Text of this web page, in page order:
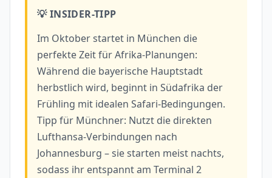
💡 INSIDER-TIPP
Im Oktober startet in München die
perfekte Zeit für Afrika-Planungen:
Während die bayerische Hauptstadt
herbstlich wird, beginnt in Südafrika der
Frühling mit idealen Safari-Bedingungen.
Tipp für Münchner: Nutzt die direkten
Lufthansa-Verbindungen nach
Johannesburg – sie starten meist nachts,
sodass ihr entspannt am Terminal 2